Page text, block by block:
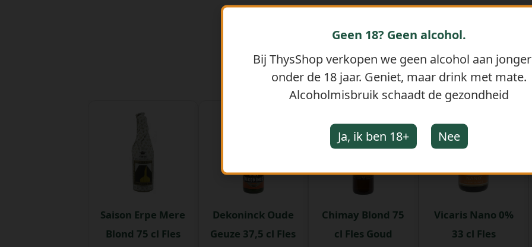
GERELATEERDE PRODUCTEN
Saison Erpe Mere
Blond 75 cl Fles
Dekoninck Oude
Geuze 37,5 cl Fles
Chimay Blond 75
cl Fles Goud
Vicaris Nano 0%
33 cl Fles
Geen 18? Geen alcohol.
Bij ThysShop verkopen we geen alcohol aan
onder de 18 jaar. Geniet, maar drink met mate.
Alcoholmisbruik schaadt de gezondheid
Ja, ik ben 18+ Nee